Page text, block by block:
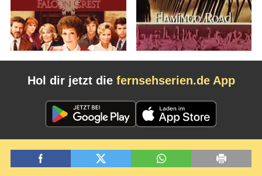
Hol dir jetzt die fernsehserien.de App